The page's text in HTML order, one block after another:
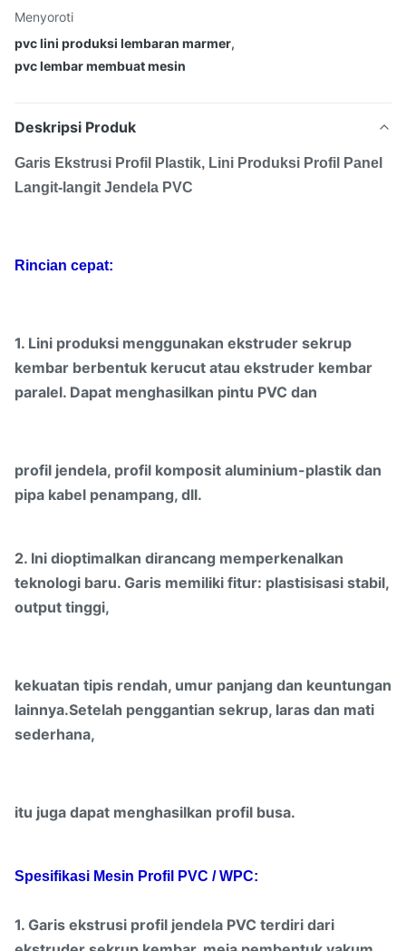
Menyoroti
pvc lini produksi lembaran marmer,
pvc lembar membuat mesin
Deskripsi Produk
Garis Ekstrusi Profil Plastik, Lini Produksi Profil Panel
Langit-langit Jendela PVC
Rincian cepat:
1. Lini produksi menggunakan ekstruder sekrup
kembar berbentuk kerucut atau ekstruder kembar
paralel. Dapat menghasilkan pintu PVC dan
profil jendela, profil komposit aluminium-plastik dan
pipa kabel penampang, dll.
2. Ini dioptimalkan dirancang memperkenalkan
teknologi baru. Garis memiliki fitur: plastisisasi stabil,
output tinggi,
kekuatan tipis rendah, umur panjang dan keuntungan
lainnya.Setelah penggantian sekrup, laras dan mati
sederhana,
itu juga dapat menghasilkan profil busa.
Spesifikasi Mesin Profil PVC / WPC:
1. Garis ekstrusi profil jendela PVC terdiri dari